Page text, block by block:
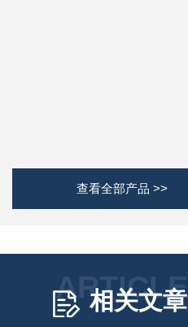
查看全部产品 >>
ARTICLE
相关文章